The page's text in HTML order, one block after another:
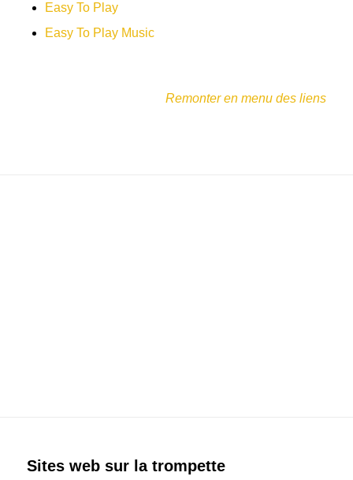
Easy To Play
Easy To Play Music
Remonter en menu des liens
Sites web sur la trompette